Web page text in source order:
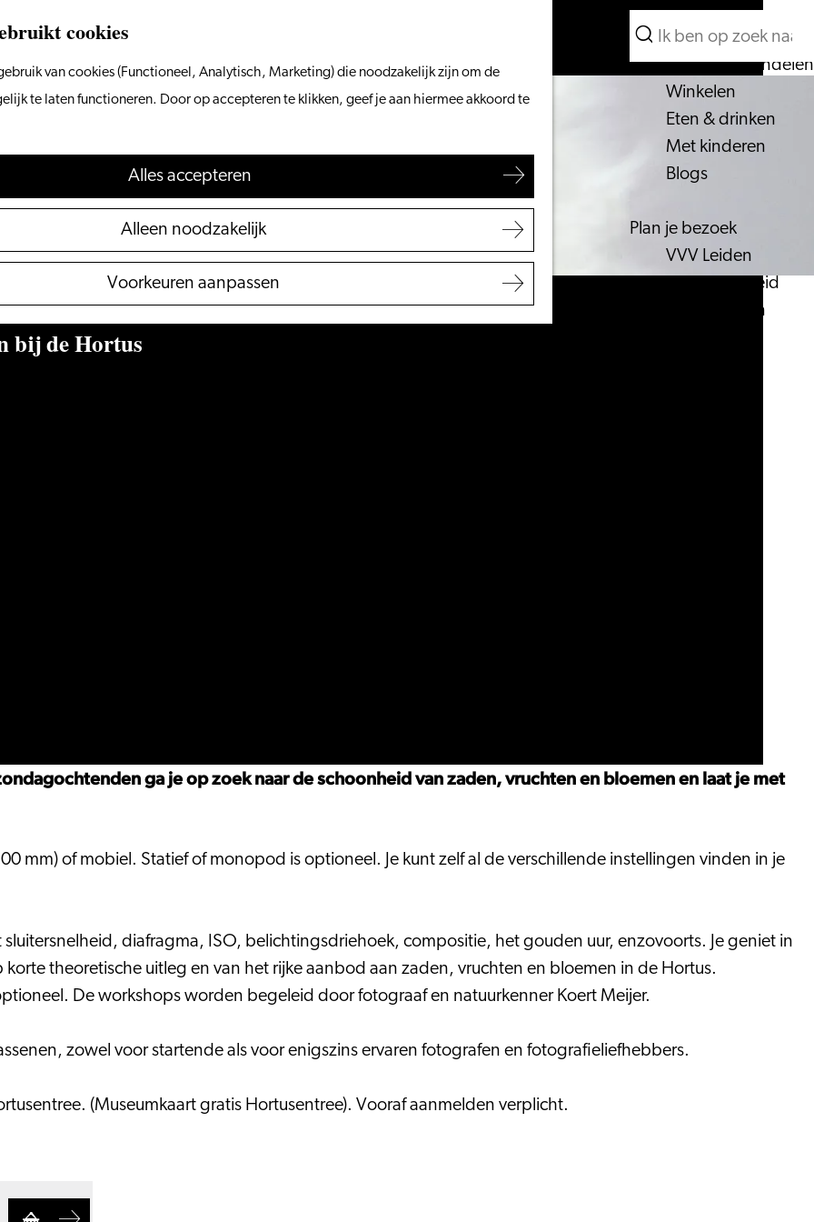
cookies
van cookies (Functioneel, Analytisch, Marketing) die noodzakelijk zijn om de
te laten functioneren. Door op accepteren te klikken, geef je aan hiermee akkoord te
Alles accepteren
Alleen noodzakelijk
Voorkeuren aanpassen
Menu
Zoeken
Wat te doen
Vanaf het water
Fietsen & wandelen
Winkelen
Eten & drinken
Met kinderen
Blogs
Plan je bezoek
VVV Leiden
Bereikbaarheid
Overnachten
Zoeken
bij de Hortus
ga je op zoek naar de schoonheid van zaden, vruchten en bloemen en laat je met
mm) of mobiel. Statief of monopod is optioneel. Je kunt zelf al de verschillende instellingen vinden in je
diafragma, ISO, belichtingsdriehoek, compositie, het gouden uur, enzovoorts. Je geniet in
theoretische uitleg en van het rijke aanbod aan zaden, vruchten en bloemen in de Hortus.
De workshops worden begeleid door fotograaf en natuurkenner Koert Meijer.
zowel voor startende als voor enigszins ervaren fotografen en fotografieliefhebbers.
(Museumkaart gratis Hortusentree). Vooraf aanmelden verplicht.